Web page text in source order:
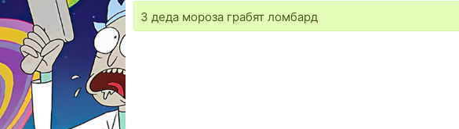
3 деда мороза грабят ломбард